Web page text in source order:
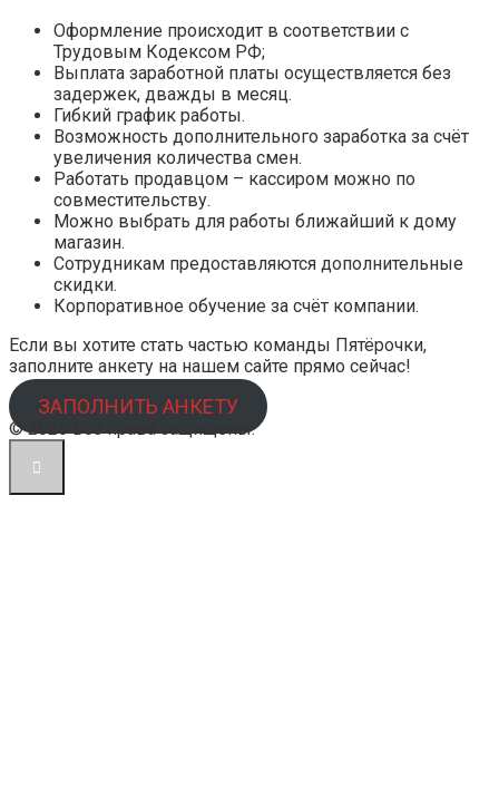
Оформление происходит в соответствии с
Трудовым Кодексом РФ;
Выплата заработной платы осуществляется без
задержек, дважды в месяц.
Гибкий график работы.
Возможность дополнительного заработка за счёт
увеличения количества смен.
Работать продавцом – кассиром можно по
совместительству.
Можно выбрать для работы ближайший к дому
магазин.
Сотрудникам предоставляются дополнительные
скидки.
Корпоративное обучение за счёт компании.
Если вы хотите стать частью команды Пятёрочки,
заполните анкету на нашем сайте прямо сейчас!
ЗАПОЛНИТЬ АНКЕТУ
© 2026 Все права защищены.